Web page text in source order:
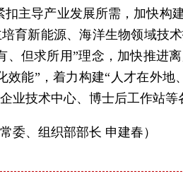
扣主导产业发展所需，加快
育新能源、海洋生物领域技
、但求所用”理念，加快推进
效能”，着力构建“人才在外
业技术中心、博士后工作站
委、组织部部长 申建春）